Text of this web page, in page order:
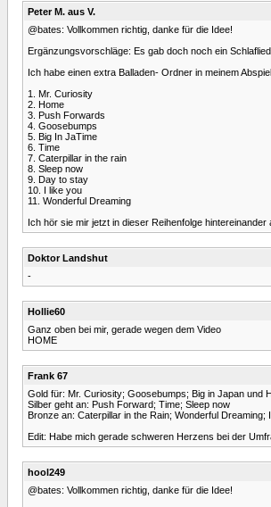
Peter M. aus V.
@bates: Vollkommen richtig, danke für die Idee!
Ergänzungsvorschläge: Es gab doch noch ein
Ich habe einen extra Balladen- Ordner in meinem
1. Mr. Curiosity
2. Home
3. Push Forwards
4. Goosebumps
5. Big In JaTime
6. Time
7. Caterpillar in the rain
8. Sleep now
9. Day to stay
10. I like you
11. Wonderful Dreaming
Ich hör sie mir jetzt in dieser Reihenfolge
Doktor Landshut
-
Hollie60
Ganz oben bei mir, gerade wegen dem Video
HOME
Frank 67
Gold für: Mr. Curiosity; Goosebumps; Big in Japan und
Silber geht an: Push Forward; Time; Sleep now
Bronze an: Caterpillar in the Rain; Wonderful Dreaming;
Edit: Habe mich gerade schweren Herzens bei der
hool249
@bates: Vollkommen richtig, danke für die Idee!